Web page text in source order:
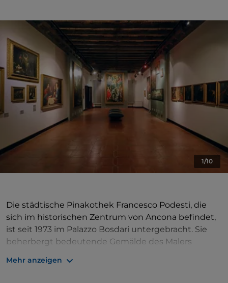
1/10
Die städtische Pinakothek Francesco Podesti, die
sich im historischen Zentrum von Ancona befindet,
ist seit 1973 im Palazzo Bosdari untergebracht. Sie
beherbergt bedeutende Gemälde des Malers
Camerino, Arcangelo di Cola und Andrea Lilli sowie
Mehr anzeigen